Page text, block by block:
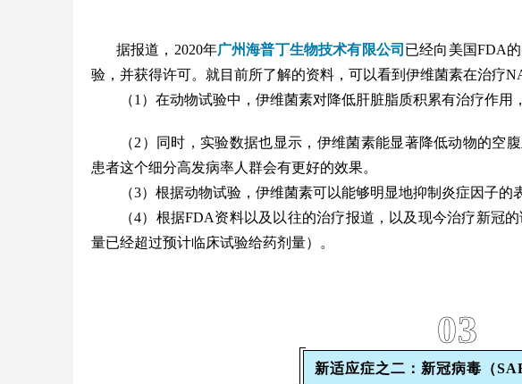
据报道，2020年广州海普丁生物技术有限公司 已经向美国FDA
验，并获得许可。就目前所了解的资料，可以看到伊维菌素在治疗
（1）在动物试验中，伊维菌素对降低肝脏脂质积累有治疗作用
（2）同时，实验数据也显示，伊维菌素能显著降低动物的空
患者这个细分高发病率人群会有更好的效果。
（3）根据动物试验，伊维菌素可以能够明显地抑制炎症因子的
（4）根据FDA资料以及以往的治疗报道，以及现今治疗新冠
量已经超过预计临床试验给药剂量）。
03
新适应症之二：新冠病毒（